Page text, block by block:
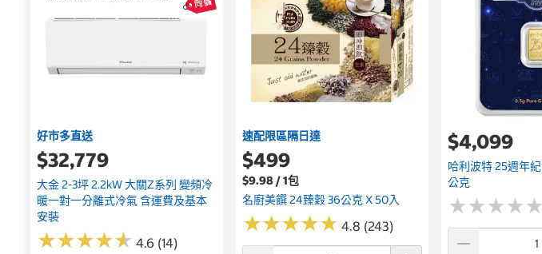
好市多直送
$32,779
大金 2-3坪 2.2kW 大關Z系列 變頻冷
暖一對一分離式冷氣 含運費及基本
安裝
★★★★★
★★★★★ 4.6 (14)
速配限區隔日達
$499
$9.98 / 1包
名廚美饌 24臻穀 36公克 X 50入
★★★★★
★★★★★ 4.8 (243)
$4,099
哈利波特 25週年
公克
★★★★★
★★★★★